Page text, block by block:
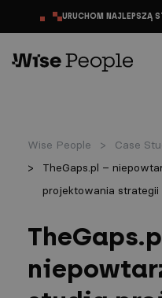
URUCHOM NAJLEPSZĄ
Wise People
Case
TheGaps.pl –
projektowania strategii